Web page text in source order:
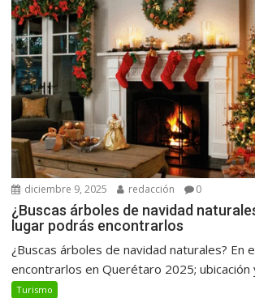
diciembre 9, 2025 redacción 0
¿Buscas árboles de navidad
lugar podrás encontrarlos
¿Buscas árboles de navidad naturales? En
encontrarlos en Querétaro 2025; ubicación
Turismo